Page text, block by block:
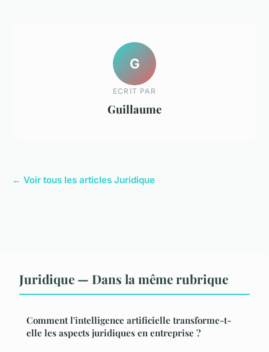
G
ECRIT PAR
Guillaume
← Voir tous les articles Juridique
Juridique — Dans la même rubrique
Comment l'intelligence artificielle transforme-t-
elle les aspects juridiques en entreprise ?